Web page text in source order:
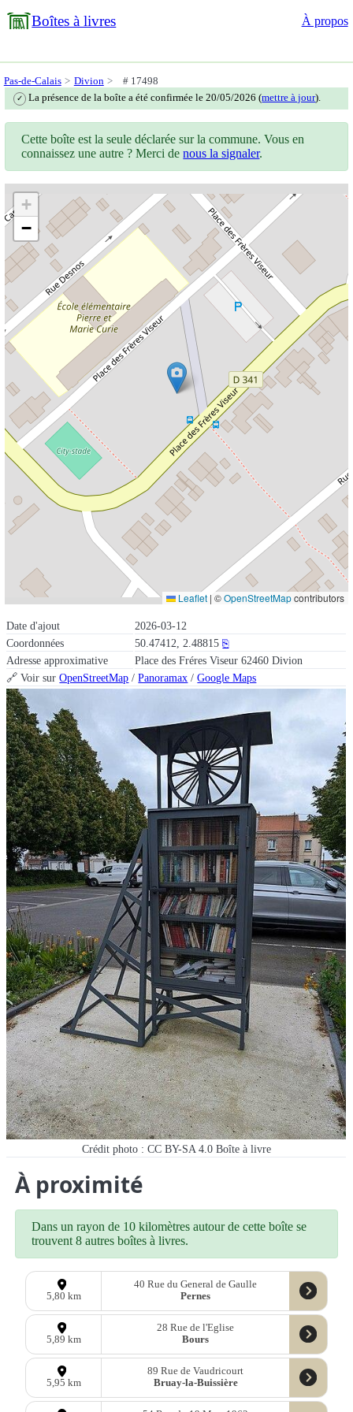
Boîtes à livres À propos
Pas-de-Calais Divion # 17498
✓ La présence de la boîte a été confirmée le 20/05/2026 (mettre à jour).
Date d'ajout
2026-03-12
Coordonnées
50.47412, 2.48815 ⎘
Adresse approximative
Place des Fréres Viseur 62460 Divion
🔗 Voir surOpenStreetMap /Panoramax /Google Maps
Crédit photo : CC BY-SA 4.0 Boîte à livre
Cette boîte est la seule déclarée sur la commune. Vous en
connaissez une autre ? Merci denous la signaler.
+
−
Leaflet | ©OpenStreetMapcontributors
À proximité
Dans un rayon de 10 kilomètres autour de cette boîte se
trouvent 8 autres boîtes à livres.
5,80 km
40 Rue du General de Gaulle
Pernes
5,89 km
28 Rue de l'Eglise
Bours
5,95 km
89 Rue de Vaudricourt
Bruay-la-Buissière